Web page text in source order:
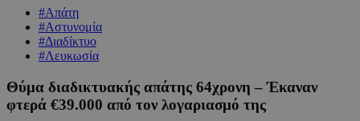
#Απάτη
#Αστυνομία
#Διαδίκτυο
#Λευκωσία
Θύμα διαδικτυακής απάτης 64χρονη – Έκαναν
φτερά €39.000 από τον λογαριασμό της